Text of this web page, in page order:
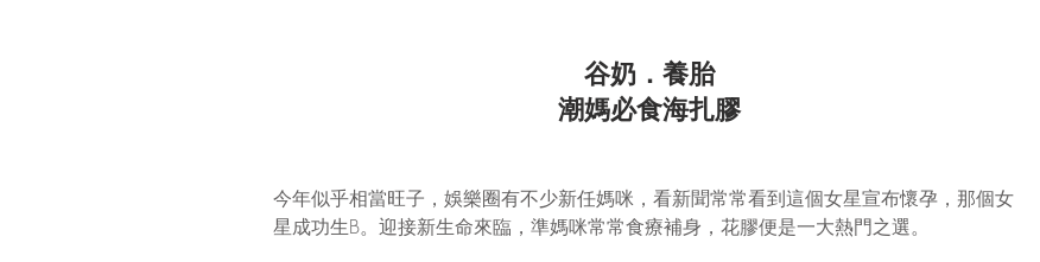
谷奶．養胎
潮媽必食海扎膠
今年似乎相當旺子，娛樂圈有不少新任媽咪，看新聞常常看到這個女星宣布懷孕，那個女
星成功生B。迎接新生命來臨，準媽咪常常食療補身，花膠便是一大熱門之選。